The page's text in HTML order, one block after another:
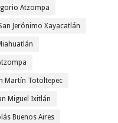
Atzompa
Jerónimo Xayacatlán
Martín Totoltepec
Miguel Ixitlán
Buenos Aires